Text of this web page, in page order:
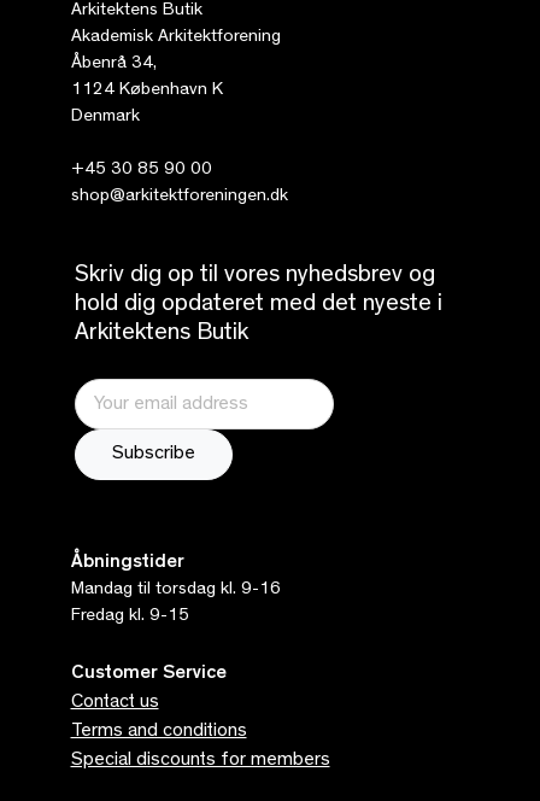
Arkitektens Butik
Akademisk Arkitektforening
Åbenrå 34,
1124 København K
Denmark
+45 30 85 90 00
shop@arkitektforeningen.dk
Skriv dig op til vores nyhedsbrev og
hold dig opdateret med det nyeste i
Arkitektens Butik
Åbningstider
Mandag til torsdag kl. 9-16
Fredag kl. 9-15
Customer Service
Contact us
Terms and conditions
Special discounts for members